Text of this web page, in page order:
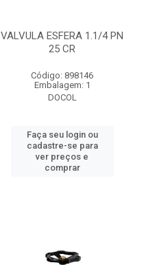
VALVULA ESFERA 1.1/4 PN
25 CR
Código: 898146
Embalagem: 1
DOCOL
Faça seu login ou
cadastre-se para
ver preços e
comprar